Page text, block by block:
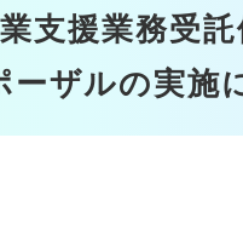
支援業務受
ザルの実施